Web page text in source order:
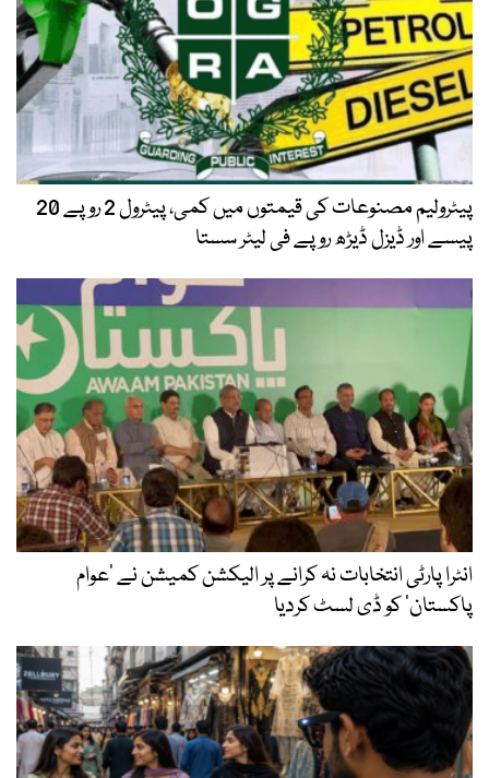
پیٹرولیم مصنوعات کی قیمتوں میں کمی، پیٹرول 2 روپے 20
پیسے اور ڈیزل ڈیڑھ روپے فی لیٹر سستا
انٹرا پارٹی انتخابات نہ کرانے پر الیکشن کمیشن نے ’عوام
پاکستان‘ کو ڈی لسٹ کردیا